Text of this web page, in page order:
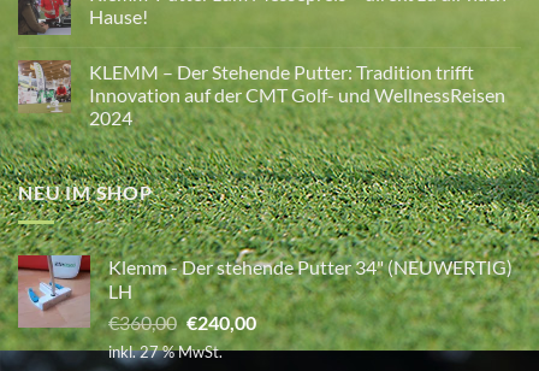
Mentale
Stärke
im
Golf
–
Wie
Atmung,
Glaubensgrenzen
und
Haltung
dein
Spiel
verändern
Hause!
zu
Klemm-
Putter
zum
Messepreis
–
direkt
zu
dir
nach
Hause!
KLEMM – Der Stehende Putter: Tradition trifft
Innovation auf der CMT Golf- und WellnessReisen
2024
Keine
Kommentare
zu
KLEMM
–
Der
Stehende
Putter:
Tradition
trifft
Innovation
auf
der
CMT
Golf-
NEU IM SHOP
Klemm - Der stehende Putter 34" (NEUWERTIG)
LH
€360,00 Ursprünglicher
Preis
€240,00Aktueller
Preis
inkl. 27 % MwSt.